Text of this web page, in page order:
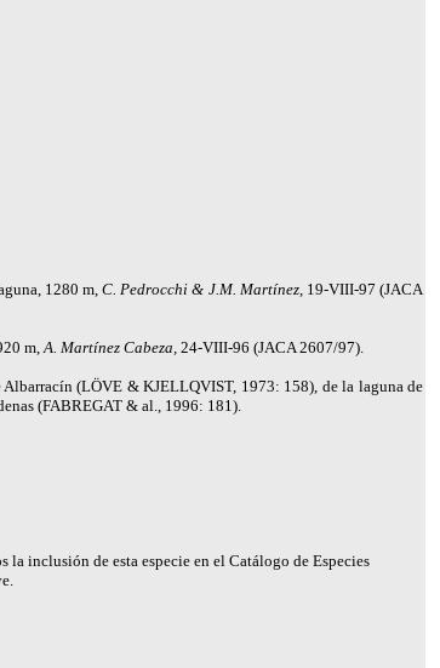
1280 m,C. Pedrocchi & J.M. Martínez,19-VIII-97 (JACA
m,A. Martínez Cabeza, 24-VIII-96 (JACA 2607/97).
Albarracín (LÖVE & KJELLQVIST, 1973: 158), de la laguna de
(FABREGAT & al., 1996: 181).
la inclusión de esta especie en el Catálogo de Especies